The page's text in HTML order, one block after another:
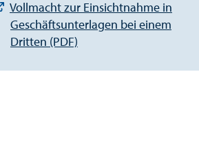
Vollmacht zur Einsichtnahme in
Geschäftsunterlagen bei einem
Dritten (PDF)